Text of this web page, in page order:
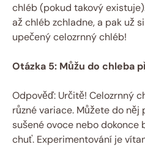
chléb (pokud takový
až chléb zchladne, a pak už
upečený celozrnný chléb!
Otázka 5: Můžu do chleba
Odpověď: Určitě! Celozrnný
různé variace. Můžete do něj
sušené ovoce nebo dokonce
chuť. Experimentování je